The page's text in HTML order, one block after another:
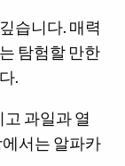
습니다. 매력
탐험할 만한
.
과일과 열
서는 알파카